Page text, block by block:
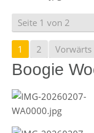
Seite 1 von 2
1 2 Vorwärts
Boogie